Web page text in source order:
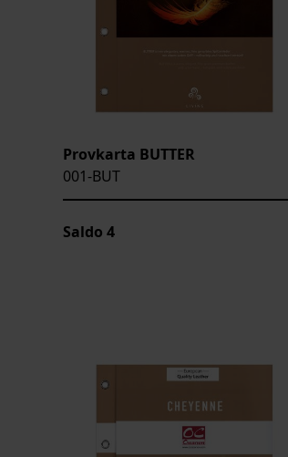
Provkarta BUTTER
001-BUT
Saldo 4